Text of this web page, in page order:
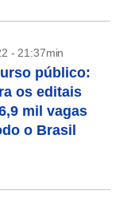
- 21:37min
público:
os editais
mil vagas
o Brasil